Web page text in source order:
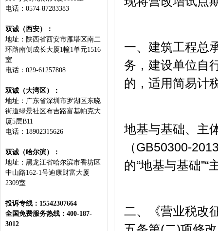
电话：0574-87283383
双诚（西安）：
地址：陕西省西安市雁塔区南二
环路南侧成长大厦1幢1单元1516
室
电话：029-61257808
双诚（大湾区）：
地址：广东省深圳市罗湖区东晓
街道绿景社区布吉路富基帕克大
厦5层B11
电话：18902315626
双诚（哈尔滨）：
地址：黑龙江省哈尔滨市⾹坊区
中⼭路162-1号迪康财富⼤厦
2309室
投诉专线：15542307664
全国免费服务热线：400-187-
3012
一、建筑工程总
务，建设单位自
的，适用简易计
地基与基础、主
（GB50300-
的“地基与基础
二、《营业税改